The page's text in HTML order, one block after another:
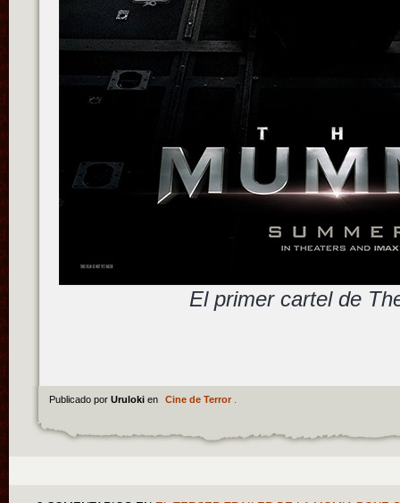
El primer cartel de
Publicado por Uruloki en Cine de Terror.